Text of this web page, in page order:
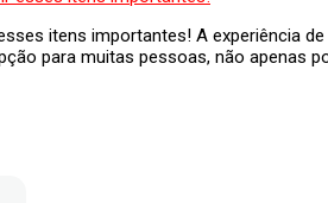
itens importantes! A experiência
para muitas pessoas, não